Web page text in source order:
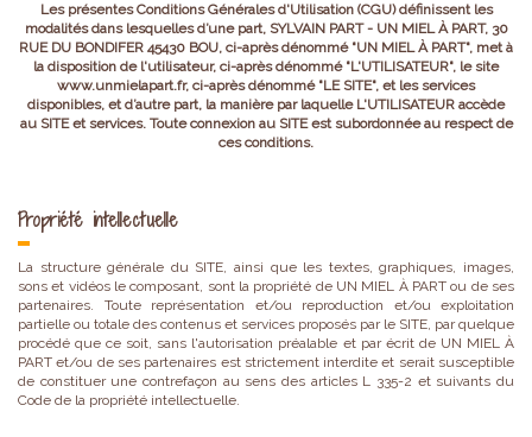
Les présentes Conditions Générales d'Utilisation (CGU) définissent les
modalités dans lesquelles d’une part, SYLVAIN PART - UN MIEL À PART, 30
RUE DU BONDIFER 45430 BOU, ci-après dénommé "UN MIEL À PART", met à
la disposition de l'utilisateur, ci-après dénommé "L'UTILISATEUR", le site
www.unmielapart.fr, ci-après dénommé "LE SITE", et les services
disponibles, et d’autre part, la manière par laquelle L'UTILISATEUR accède
au SITE et services. Toute connexion au SITE est subordonnée au respect de
ces conditions.
Propriété intellectuelle
La structure générale du SITE, ainsi que les textes, graphiques, images,
sons et vidéos le composant, sont la propriété de UN MIEL À PART ou de ses
partenaires. Toute représentation et/ou reproduction et/ou exploitation
partielle ou totale des contenus et services proposés par le SITE, par quelque
procédé que ce soit, sans l'autorisation préalable et par écrit de UN MIEL À
PART et/ou de ses partenaires est strictement interdite et serait susceptible
de constituer une contrefaçon au sens des articles L 335-2 et suivants du
Code de la propriété intellectuelle.